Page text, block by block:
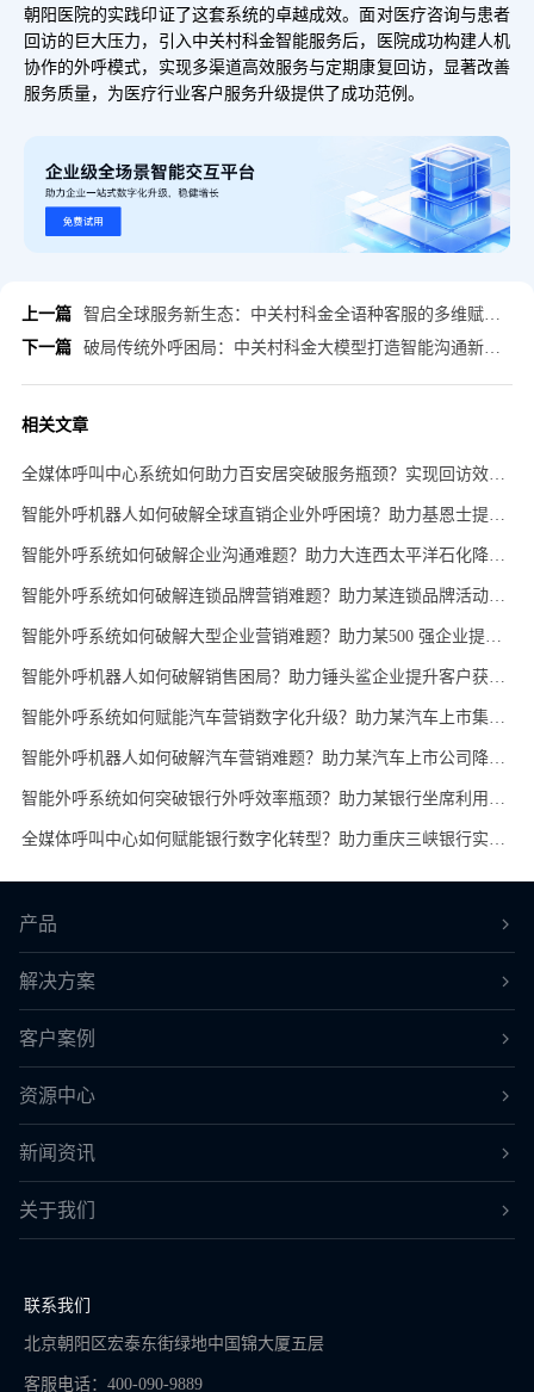
朝阳医院的实践印证了这套系统的卓越成效。面对医疗咨询与患者
回访的巨大压力，引入中关村科金智能服务后，医院成功构建人机
协作的外呼模式，实现多渠道高效服务与定期康复回访，显著改善
服务质量，为医疗行业客户服务升级提供了成功范例。
上一篇
智启全球服务新生态：中关村科金全语种客服的多维赋能实践
下一篇
破局传统外呼困局：中关村科金大模型打造智能沟通新范式
相关文章
全媒体呼叫中心系统如何助力百安居突破服务瓶颈？实现回访效率提升 20%、客户购买率增长 15%！
智能外呼机器人如何破解全球直销企业外呼困境？助力基恩士提升外呼效率 2-4 倍
智能外呼系统如何破解企业沟通难题？助力大连西太平洋石化降本增效，通话效率提升 50%！
智能外呼系统如何破解连锁品牌营销难题？助力某连锁品牌活动邀约率提升 50%，降本增效看得见！
智能外呼系统如何破解大型企业营销难题？助力某500 强企业提升活动邀约意向率 50%！
智能外呼机器人如何破解销售困局？助力锤头鲨企业提升客户获取效率，有效对话时长提升50%！
智能外呼系统如何赋能汽车营销数字化升级？助力某汽车上市集团降低成本，活动邀约意向率提升 12%！
智能外呼机器人如何破解汽车营销难题？助力某汽车上市公司降本增效，活动邀约意向率提升12%！
智能外呼系统如何突破银行外呼效率瓶颈？助力某银行坐席利用率提升超 70%，呼损率低于 2%！
全媒体呼叫中心如何赋能银行数字化转型？助力重庆三峡银行实现服务效率提升 70%！
产品
解决方案
客户案例
资源中心
新闻资讯
关于我们
联系我们
北京朝阳区宏泰东街绿地中国锦大厦五层
客服电话：400-090-9889